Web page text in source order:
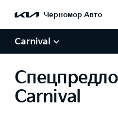
Черномор Авто
Carnival
Carnival